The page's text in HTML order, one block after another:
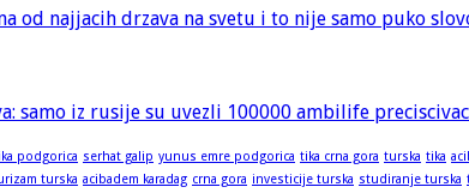
od najjacih drzava na svetu i to nije samo puko
samo iz rusije su uvezli 100000 ambilife
podgorica serhat galip yunus emre podgorica tika crna gora turska tika
turska acibadem karadag crna gora investicije turska studiranje turska